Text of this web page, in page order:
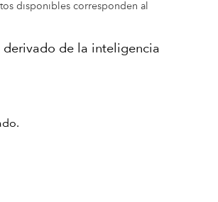
disponibles corresponden al
derivado de la inteligencia